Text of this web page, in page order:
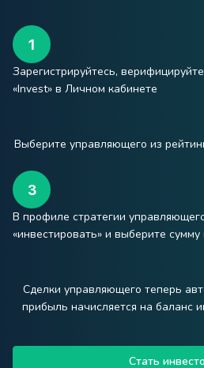
Зарегистрируйтесь,
«Invest» в Личном кабинете
Выберите управляющего из
В профиле стратегии
«инвестировать» и выберите сумму
Сделки управляющего теперь
прибыль начисляется на баланс
Стать